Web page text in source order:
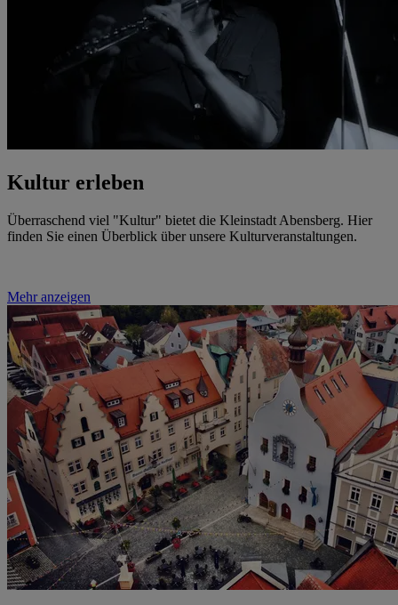
Kultur erleben
Überraschend viel "Kultur" bietet die Kleinstadt Abensberg. Hier
finden Sie einen Überblick über unsere Kulturveranstaltungen.
Mehr anzeigen